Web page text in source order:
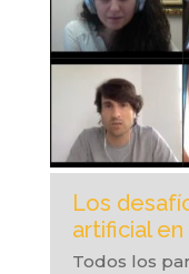
Los
artificial
Todos los